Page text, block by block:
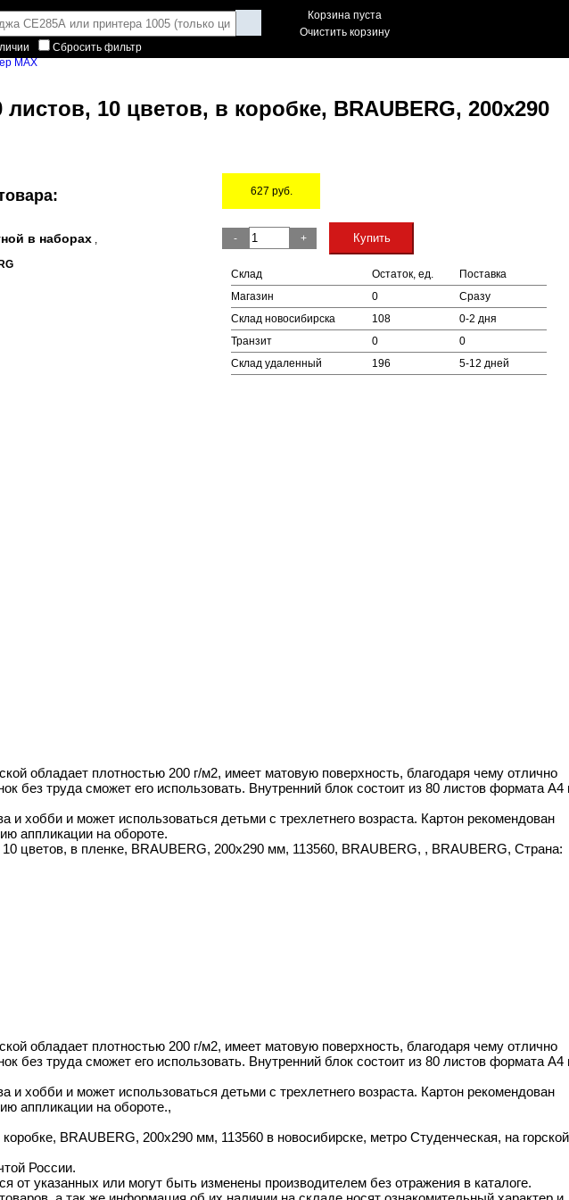
Сбросить фильтр
Корзина пуста
Очистить корзину
MAX
10 цветов, в коробке, BRAUBERG, 200х290
в наборах ,
627 руб.
-
+ Купить
Склад Остаток, ед.
Поставка
Магазин
0
Сразу
Склад новосибирска
108
0-2 дня
Транзит
0
0
Склад удаленный
196 5-12 дней
обладает плотностью 200 г/м2, имеет матовую поверхность, благодаря чему отлично
без труда сможет его использовать. Внутренний блок состоит из 80 листов формата А4
и хобби и может использоваться детьми с трехлетнего возраста. Картон рекомендован
аппликации на обороте.
цветов, в пленке, BRAUBERG, 200х290 мм, 113560, BRAUBERG, , BRAUBERG, Страна:
обладает плотностью 200 г/м2, имеет матовую поверхность, благодаря чему отлично
без труда сможет его использовать. Внутренний блок состоит из 80 листов формата А4
и хобби и может использоваться детьми с трехлетнего возраста. Картон рекомендован
аппликации на обороте.,
BRAUBERG, 200х290 мм, 113560 в новосибирске, метро Студенческая, на
России.
от указанных или могут быть изменены производителем без отражения в каталоге.